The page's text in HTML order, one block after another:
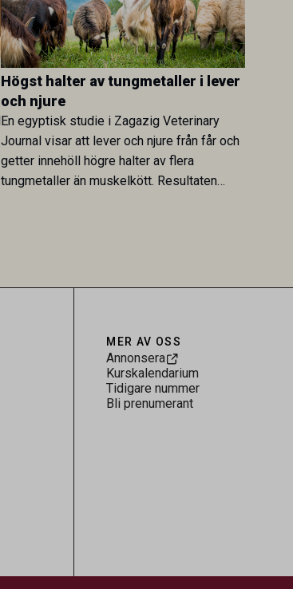
Högst halter av tungmetaller i lever
och njure
En egyptisk studie i Zagazig Veterinary
Journal visar att lever och njure från får och
getter innehöll högre halter av flera
tungmetaller än muskelkött. Resultaten
MER AV OSS
Annonsera
Kurskalendarium
Tidigare nummer
Bli prenumerant